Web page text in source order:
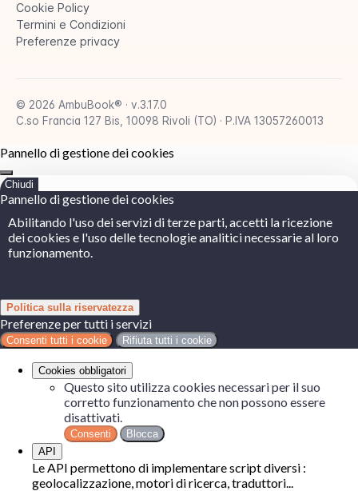
Cookie Policy
Termini e Condizioni
Preferenze privacy
© 2026 AmbuBook® · v.3.17.0
C.so Francia 127 Bis, 10098 Rivoli (TO) · P.IVA 13057260013
Pannello di gestione dei cookies
Chiudi
Pannello di gestione dei cookies
Abilitando l'uso dei servizi di terze parti, accetti la ricezione
dei cookies e l'uso delle tecnologie analitici necessarie al loro
funzionamento.
Politica sulla riservatezza
Preferenze per tutti i servizi
Consenti tutti i cookie Rifiuta tutti i cookie
Cookies obbligatori
Questo sito utilizza cookies necessari per il suo
corretto funzionamento che non possono essere
disattivati.
Consenti
Blocca
API
Le API permettono di implementare script diversi :
geolocalizzazione, motori di ricerca, traduttori...